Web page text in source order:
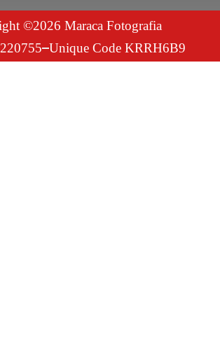
©2026 Maraca Fotografia
Unique Code KRRH6B9